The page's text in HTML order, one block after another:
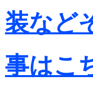
装など
事はこ